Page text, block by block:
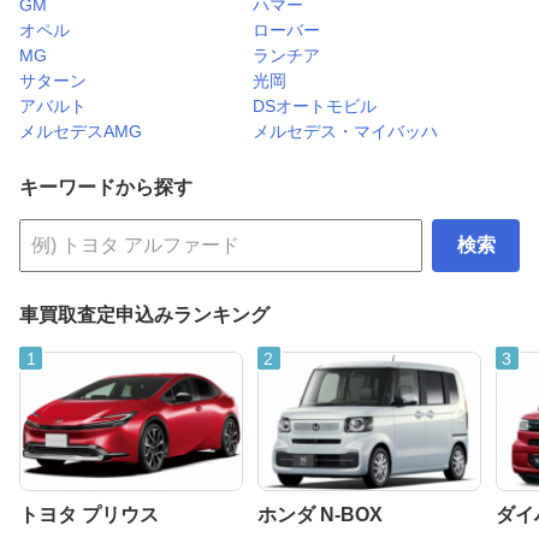
GM
ハマー
オペル
ローバー
MG
ランチア
サターン
光岡
アバルト
DSオートモビル
メルセデスAMG
メルセデス・マイバッハ
キーワードから探す
検索
車買取査定申込みランキング
トヨタ プリウス ホンダ N-BOX ダイ